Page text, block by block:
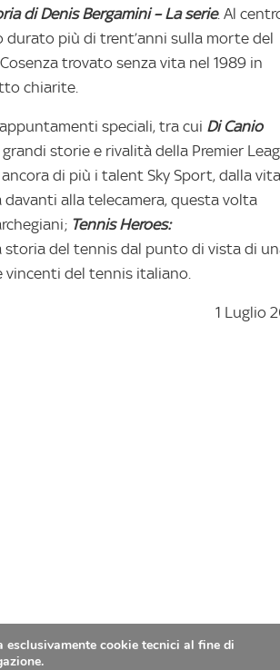
di Denis Bergamini – La serie. Al
durato più di trent’anni sulla morte del
trovato senza vita nel 1989 in
chiarite.
speciali, tra cui Di Canio
grandi storie e rivalità della Premier
di più i talent Sky Sport, dalla
alla telecamera, questa volta
Tennis Heroes:
storia del tennis dal punto di vista di
del tennis italiano.
1 Luglio
cookie tecnici al fine di